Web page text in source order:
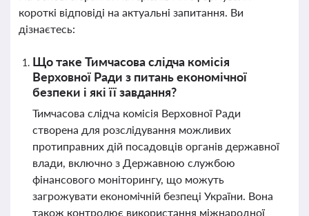
короткі відповіді на актуальні запитання. Ви
дізнаєтесь:
Що таке Тимчасова слідча комісія
Верховної Ради з питань економічної
безпеки і які її завдання?
Тимчасова слідча комісія Верховної Ради
створена для розслідування можливих
протиправних дій посадовців органів державної
влади, включно з Державною службою
фінансового моніторингу, що можуть
загрожувати економічній безпеці України. Вона
також контролює використання міжнародної